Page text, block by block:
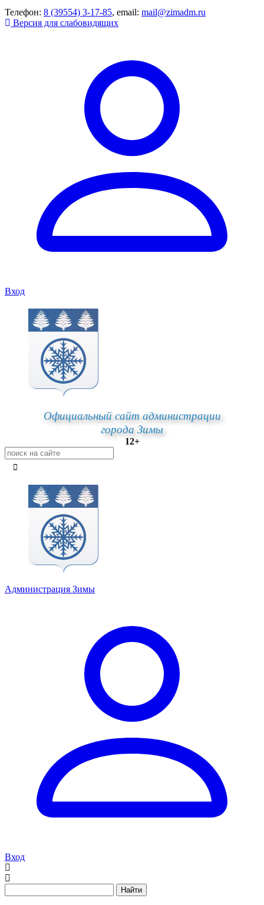
Телефон: 8 (39554) 3-17-85, email: mail@zimadm.ru
Версия для слабовидящих
Вход
Официальный сайт администрации
города Зимы
12+
Администрация Зимы
Вход
Найти